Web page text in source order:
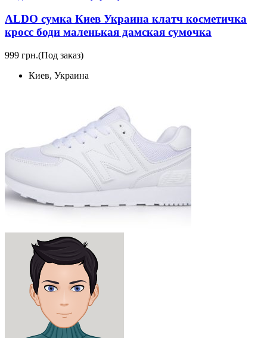
ALDO сумка Киев Украина клатч коcметичка
кросс боди маленькая дамская сумочка
999 грн.(Под заказ)
Киев, Украина